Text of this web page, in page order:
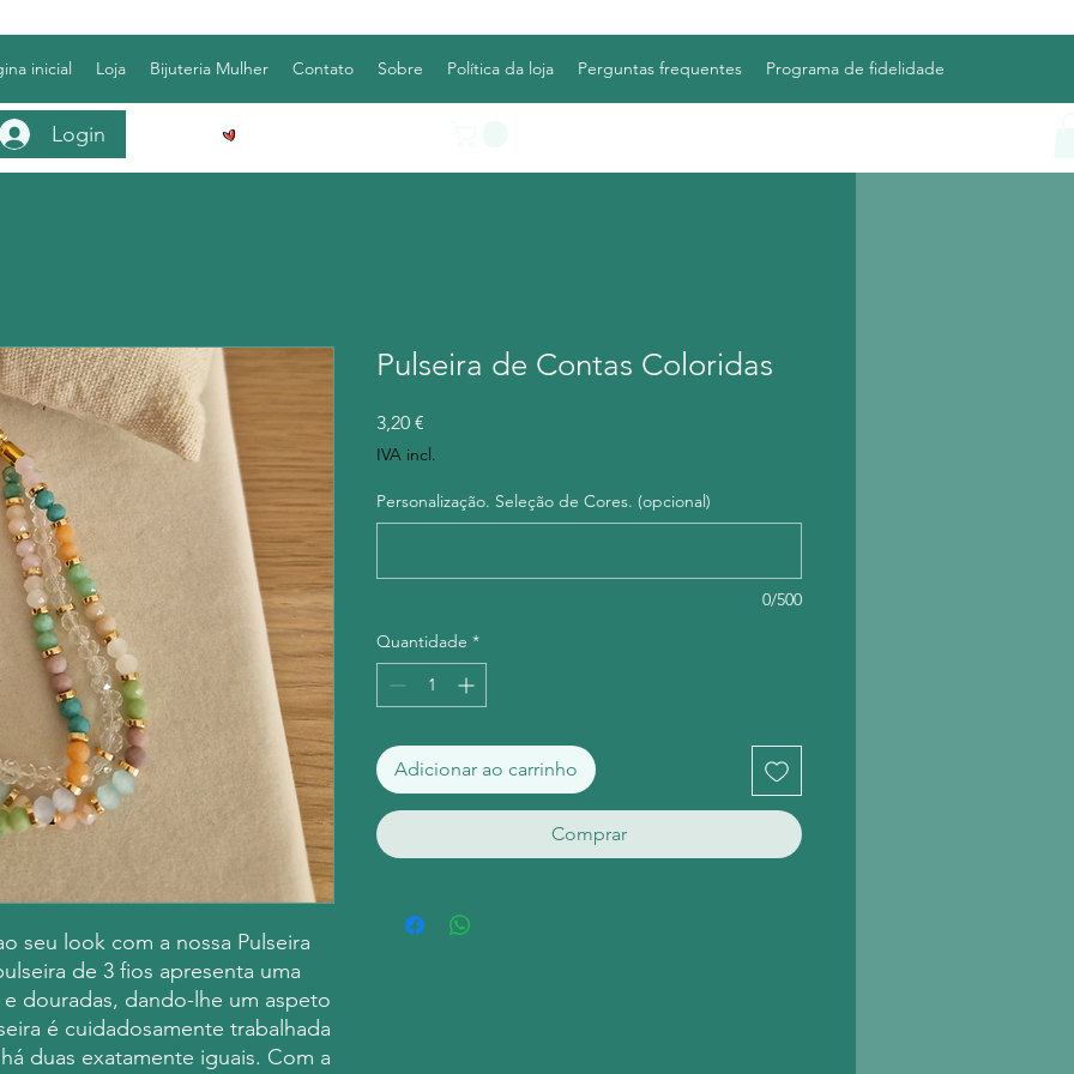
inicial Loja Bijuteria Mulher Contato Sobre Política da loja Perguntas frequentes Programa de fidelidade
Login
seu look com a nossa Pulseira
de 3 fios apresenta uma
douradas, dando-lhe um aspeto
é cuidadosamente trabalhada
duas exatamente iguais. Com a
Pulseira de Contas Coloridas
3,20 €
IVA incl.
Personalização. Seleção de Cores. (opcional)
0/500
Quantidade *
Adicionar ao carrinho
Comprar